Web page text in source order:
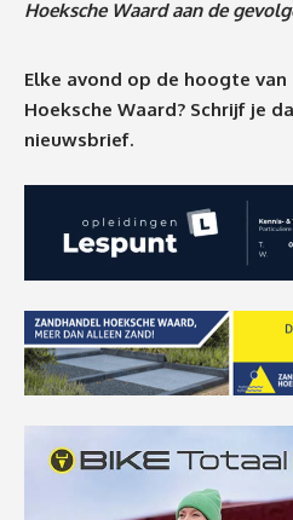
Hoeksche Waard aan de
Elke avond op de hoogte
Hoeksche Waard? Schrijf je
nieuwsbrief.